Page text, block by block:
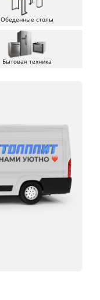
Обеденные столы
Бытовая техника